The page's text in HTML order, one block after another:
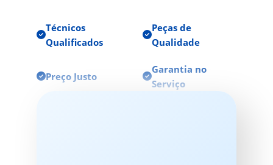
Técnicos
Qualificados
Peças de
Qualidade
Preço Justo
Garantia no
Serviço